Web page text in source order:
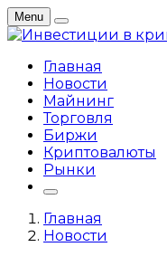
Menu
Главная
Новости
Майнинг
Торговля
Биржи
Криптовалюты
Рынки
Главная
Новости